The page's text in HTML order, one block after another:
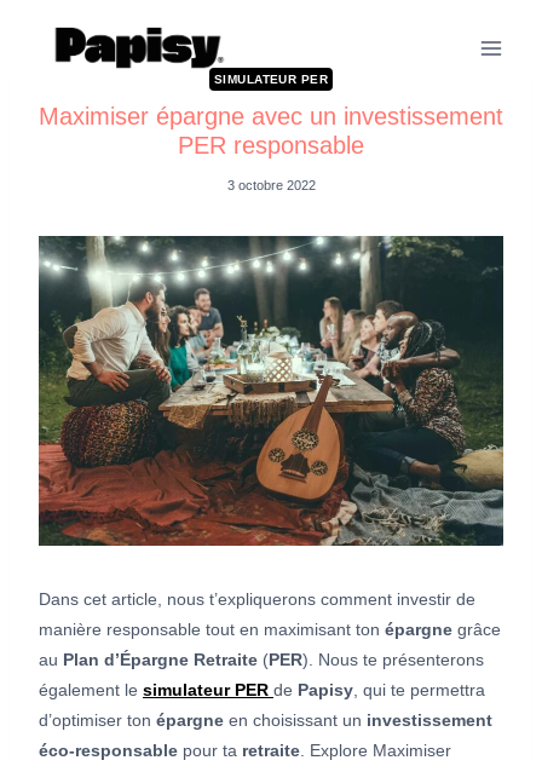
SIMULATEUR PER
Maximiser épargne avec un investissement
PER responsable
3 octobre 2022
Dans cet article, nous t’expliquerons comment investir de
manière responsable tout en maximisant ton épargne grâce
au Plan d’Épargne Retraite (PER). Nous te présenterons
également le simulateur PER de Papisy , qui te permettra
d’optimiser ton épargne en choisissant un investissement
éco-responsable pour ta retraite . Explore Maximiser